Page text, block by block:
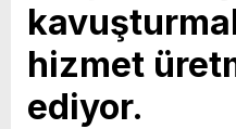
hizmet
ediyor.